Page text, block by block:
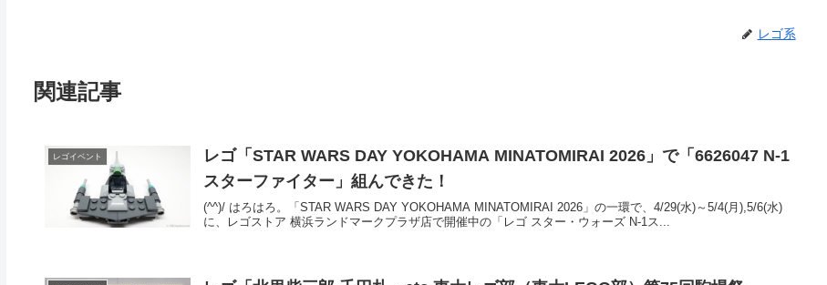
レゴ系
関連記事
レゴイベント
レゴ「STAR WARS DAY YOKOHAMA MINATOMIRAI 2026」で「6626047 N-1
スターファイター」組んできた！
(^^)/ はろはろ。「STAR WARS DAY YOKOHAMA MINATOMIRAI 2026」の一環で、4/29(水)～5/4(月),5/6(水)
に、レゴストア 横浜ランドマークプラザ店で開催中の「レゴ スター・ウォーズ N-1ス...